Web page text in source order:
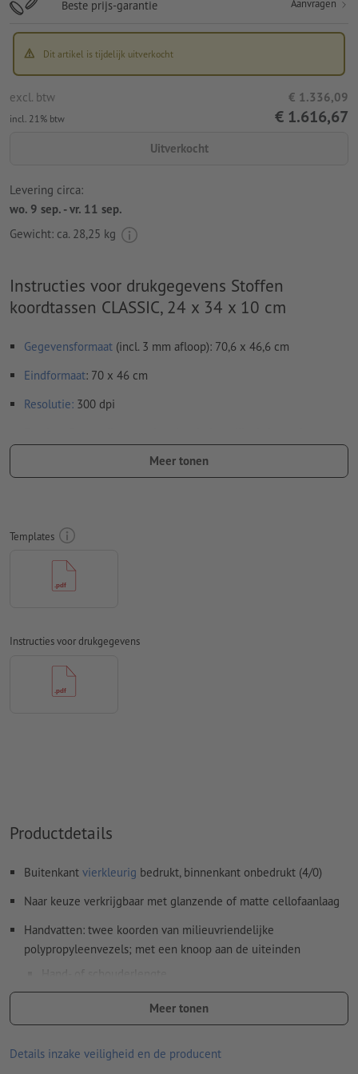
Beste prijs-garantie Aanvragen
Dit artikel is tijdelijk uitverkocht
excl. btw € 1.336,09
incl. 21% btw € 1.616,67
Uitverkocht
Levering circa:
wo. 9 sep. - vr. 11 sep.
Gewicht: ca. 28,25 kg
Instructies voor drukgegevens Stoffen
koordtassen CLASSIC, 24 x 34 x 10 cm
Gegevensformaat (incl. 3 mm afloop): 70,6 x 46,6 cm
Eindformaat: 70 x 46 cm
Resolutie: 300 dpi
Lettertypesmoeten volledig worden ingesloten of omgezet
Kleurmodus:
Spel- en zetfouten
Overdrukinstellingen
Inhoud vanformuliervelden
Hoe maak ik afdrukgegevens correct?
Meer tonen
Templates
Instructies voor drukgegevens
Productdetails
Buitenkant vierkleurig bedrukt, binnenkant onbedrukt (4/0)
Naar keuze verkrijgbaar met glanzende of matte cellofaanlaag
Handvatten: twee koorden van milieuvriendelijke
polypropyleenvezels; met een knoop aan de uiteinden
Hand- of schouderlengte
Koorddikte: 6 mm of 10 mm (incl. extra soepele katoenen
vulling)
Kleuren: wit, zwart, grijs, blauw of rood
Meer tonen
Details inzake veiligheid en de producent